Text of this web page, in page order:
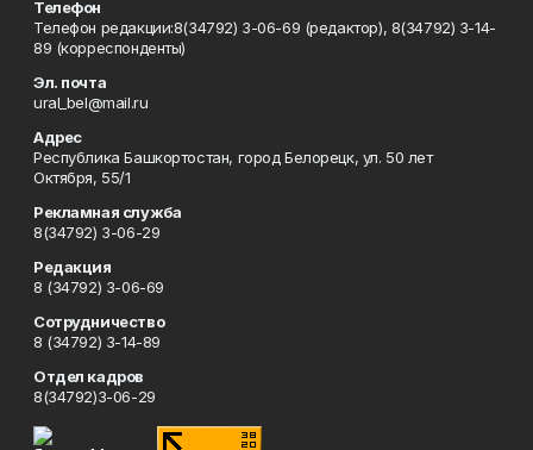
Телефон
Телефон редакции:8(34792) 3-06-69 (редактор), 8(34792) 3-14-
89 (корреспонденты)
Эл. почта
ural_bel@mail.ru
Адрес
Республика Башкортостан, город Белорецк, ул. 50 лет
Октября, 55/1
Рекламная служба
8(34792) 3-06-29
Редакция
8 (34792) 3-06-69
Сотрудничество
8 (34792) 3-14-89
Отдел кадров
8(34792)3-06-29